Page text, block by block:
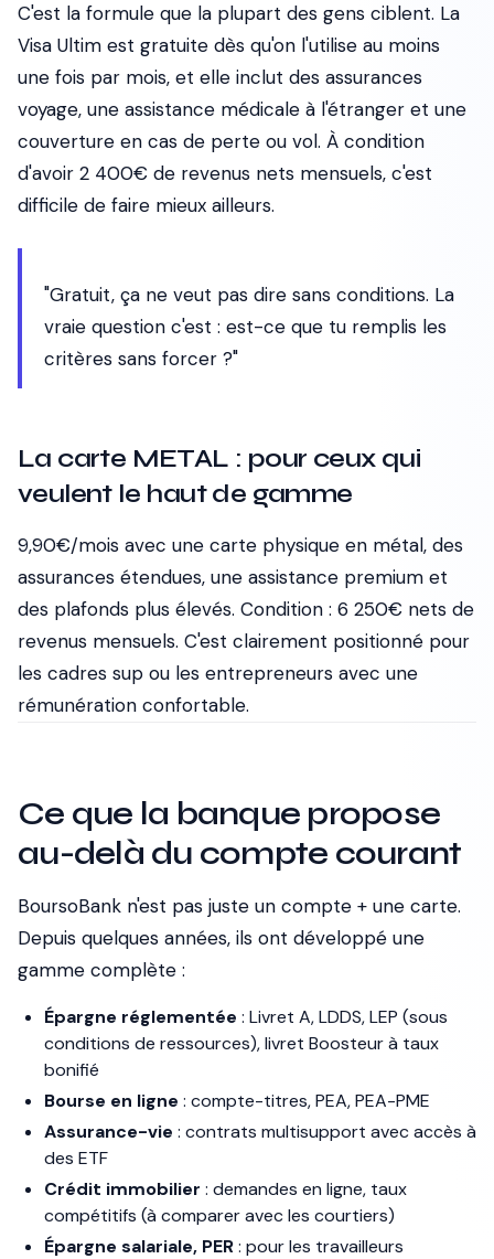
C'est la formule que la plupart des gens ciblent. La
Visa Ultim est gratuite dès qu'on l'utilise au moins
une fois par mois, et elle inclut des assurances
voyage, une assistance médicale à l'étranger et une
couverture en cas de perte ou vol. À condition
d'avoir 2 400€ de revenus nets mensuels, c'est
difficile de faire mieux ailleurs.
"Gratuit, ça ne veut pas dire sans conditions. La
vraie question c'est : est-ce que tu remplis les
critères sans forcer ?"
La carte METAL : pour ceux qui
veulent le haut de gamme
9,90€/mois avec une carte physique en métal, des
assurances étendues, une assistance premium et
des plafonds plus élevés. Condition : 6 250€ nets de
revenus mensuels. C'est clairement positionné pour
les cadres sup ou les entrepreneurs avec une
rémunération confortable.
Ce que la banque propose
au-delà du compte courant
BoursoBank n'est pas juste un compte + une carte.
Depuis quelques années, ils ont développé une
gamme complète :
Épargne réglementée : Livret A, LDDS, LEP (sous
conditions de ressources), livret Boosteur à taux
bonifié
Bourse en ligne : compte-titres, PEA, PEA-PME
Assurance-vie : contrats multisupport avec accès à
des ETF
Crédit immobilier : demandes en ligne, taux
compétitifs (à comparer avec les courtiers)
Épargne salariale, PER: pour les travailleurs